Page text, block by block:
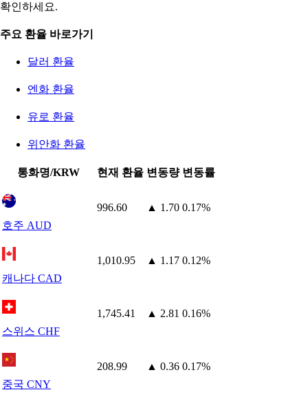
확인하세요.
주요 환율 바로가기
달러 환율
엔화 환율
유로 환율
위안화 환율
통화명/KRW 현재 환율 변동량 변동률
호주 AUD
996.60 ▲ 1.70 0.17%
캐나다 CAD
1,010.95 ▲ 1.17 0.12%
스위스 CHF
1,745.41 ▲ 2.81 0.16%
중국 CNY
208.99 ▲ 0.36 0.17%